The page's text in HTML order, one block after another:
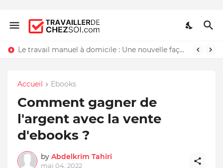
Le travail manuel à domicile : Une nouvelle façon de travailler chez soi
Accueil Ebooks
Comment gagner de
l'argent avec la vente
d'ebooks ?
by Abdelkrim Tahiri
mai 04, 2022